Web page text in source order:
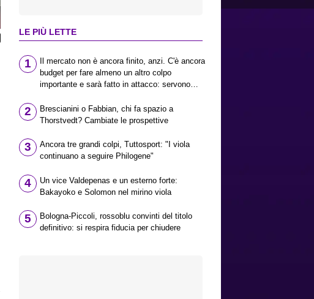
LE PIÙ LETTE
1
Il mercato non è ancora finito, anzi. C'è ancora
budget per fare almeno un altro colpo
importante e sarà fatto in attacco: servono
il Bologna: caccia al giusto incastro
2
Brescianini o Fabbian, chi fa spazio a
Thorstvedt? Cambiate le prospettive
3
Ancora tre grandi colpi, Tuttosport: "I viola
continuano a seguire Philogene"
4
Un vice Valdepenas e un esterno forte:
Bakayoko e Solomon nel mirino viola
5
Bologna-Piccoli, rossoblu convinti del titolo
definitivo: si respira fiducia per chiudere